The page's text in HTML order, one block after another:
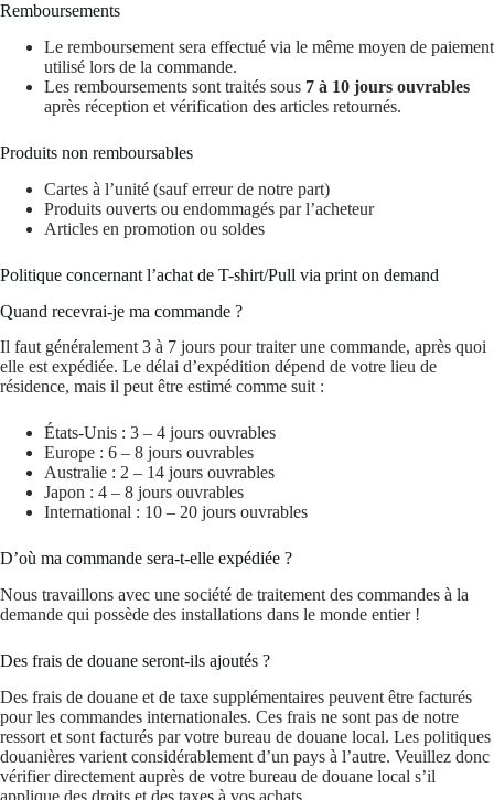
Remboursements
Le remboursement sera effectué via le même moyen de paiement
utilisé lors de la commande.
Les remboursements sont traités sous 7 à 10 jours ouvrables
après réception et vérification des articles retournés.
Produits non remboursables
Cartes à l’unité (sauf erreur de notre part)
Produits ouverts ou endommagés par l’acheteur
Articles en promotion ou soldes
Politique concernant l’achat de T-shirt/Pull via print on demand
Quand recevrai-je ma commande ?
Il faut généralement 3 à 7 jours pour traiter une commande, après quoi
elle est expédiée. Le délai d’expédition dépend de votre lieu de
résidence, mais il peut être estimé comme suit :
États-Unis : 3 – 4 jours ouvrables
Europe : 6 – 8 jours ouvrables
Australie : 2 – 14 jours ouvrables
Japon : 4 – 8 jours ouvrables
International : 10 – 20 jours ouvrables
D’où ma commande sera-t-elle expédiée ?
Nous travaillons avec une société de traitement des commandes à la
demande qui possède des installations dans le monde entier !
Des frais de douane seront-ils ajoutés ?
Des frais de douane et de taxe supplémentaires peuvent être facturés
pour les commandes internationales. Ces frais ne sont pas de notre
ressort et sont facturés par votre bureau de douane local. Les politiques
douanières varient considérablement d’un pays à l’autre. Veuillez donc
vérifier directement auprès de votre bureau de douane local s’il
applique des droits et des taxes à vos achats.